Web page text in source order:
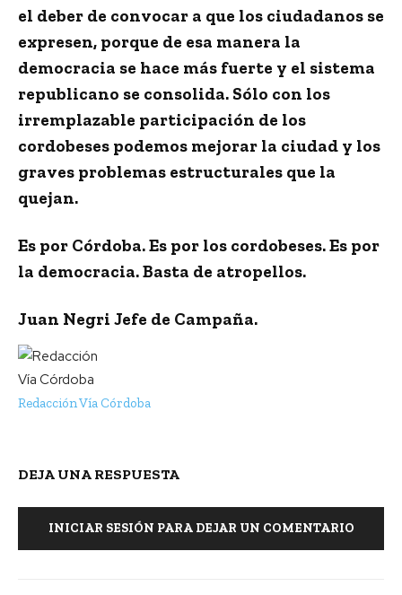
el deber de convocar a que los ciudadanos se
expresen, porque de esa manera la
democracia se hace más fuerte y el sistema
republicano se consolida. Sólo con los
irremplazable participación de los
cordobeses podemos mejorar la ciudad y los
graves problemas estructurales que la
quejan.
Es por Córdoba. Es por los cordobeses. Es por
la democracia. Basta de atropellos.
Juan Negri Jefe de Campaña.
Redacción Vía Córdoba
DEJA UNA RESPUESTA
INICIAR SESIÓN PARA DEJAR UN COMENTARIO